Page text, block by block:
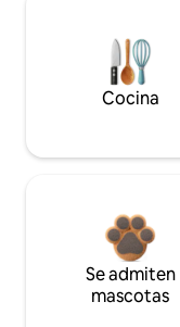
Cocina
Se admiten
mascotas